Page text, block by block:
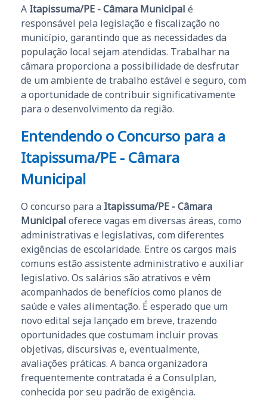
A Itapissuma/PE - Câmara Municipal é
responsável pela legislação e fiscalização no
município, garantindo que as necessidades da
população local sejam atendidas. Trabalhar na
câmara proporciona a possibilidade de desfrutar
de um ambiente de trabalho estável e seguro, com
a oportunidade de contribuir significativamente
para o desenvolvimento da região.
Entendendo o Concurso para a
Itapissuma/PE - Câmara
Municipal
O concurso para a Itapissuma/PE - Câmara
Municipal oferece vagas em diversas áreas, como
administrativas e legislativas, com diferentes
exigências de escolaridade. Entre os cargos mais
comuns estão assistente administrativo e auxiliar
legislativo. Os salários são atrativos e vêm
acompanhados de benefícios como planos de
saúde e vales alimentação. É esperado que um
novo edital seja lançado em breve, trazendo
oportunidades que costumam incluir provas
objetivas, discursivas e, eventualmente,
avaliações práticas. A banca organizadora
frequentemente contratada é a Consulplan,
conhecida por seu padrão de exigência.